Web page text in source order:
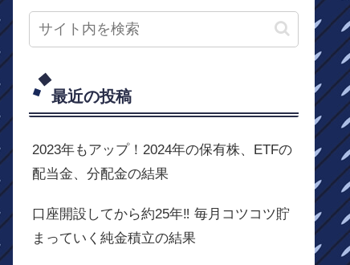
最近の投稿
2023年もアップ！2024年の保有株、ETFの
配当金、分配金の結果
口座開設してから約25年‼ 毎月コツコツ貯
まっていく純金積立の結果